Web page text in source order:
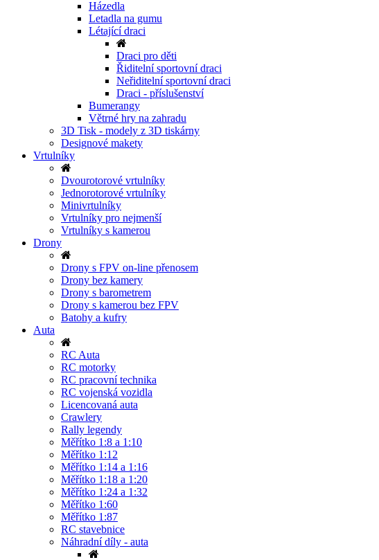
Házedla
Letadla na gumu
Létající draci
Draci pro děti
Řiditelní sportovní draci
Neřiditelní sportovní draci
Draci - příslušenství
Bumerangy
Větrné hry na zahradu
3D Tisk - modely z 3D tiskárny
Designové makety
Vrtulníky
Dvourotorové vrtulníky
Jednorotorové vrtulníky
Minivrtulníky
Vrtulníky pro nejmenší
Vrtulníky s kamerou
Drony
Drony s FPV on-line přenosem
Drony bez kamery
Drony s barometrem
Drony s kamerou bez FPV
Batohy a kufry
Auta
RC Auta
RC motorky
RC pracovní technika
RC vojenská vozidla
Licencovaná auta
Crawlery
Rally legendy
Měřítko 1:8 a 1:10
Měřítko 1:12
Měřítko 1:14 a 1:16
Měřítko 1:18 a 1:20
Měřítko 1:24 a 1:32
Měřítko 1:60
Měřítko 1:87
RC stavebnice
Náhradní díly - auta